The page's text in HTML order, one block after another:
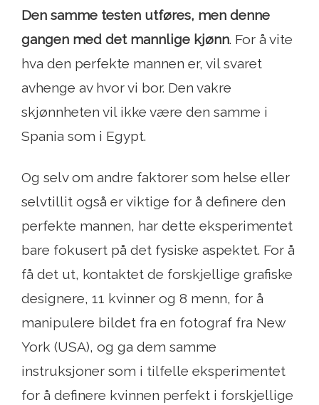
Den samme testen utføres, men denne
gangen med det mannlige kjønn. For å vite
hva den perfekte mannen er, vil svaret
avhenge av hvor vi bor. Den vakre
skjønnheten vil ikke være den samme i
Spania som i Egypt.
Og selv om andre faktorer som helse eller
selvtillit også er viktige for å definere den
perfekte mannen, har dette eksperimentet
bare fokusert på det fysiske aspektet. For å
få det ut, kontaktet de forskjellige grafiske
designere, 11 kvinner og 8 menn, for å
manipulere bildet fra en fotograf fra New
York (USA), og ga dem samme
instruksjoner som i tilfelle eksperimentet
for å definere kvinnen perfekt i forskjellige